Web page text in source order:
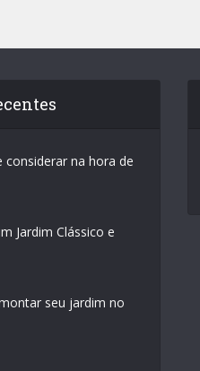
considerar na hora de
Jardim Clássico e
seu jardim no